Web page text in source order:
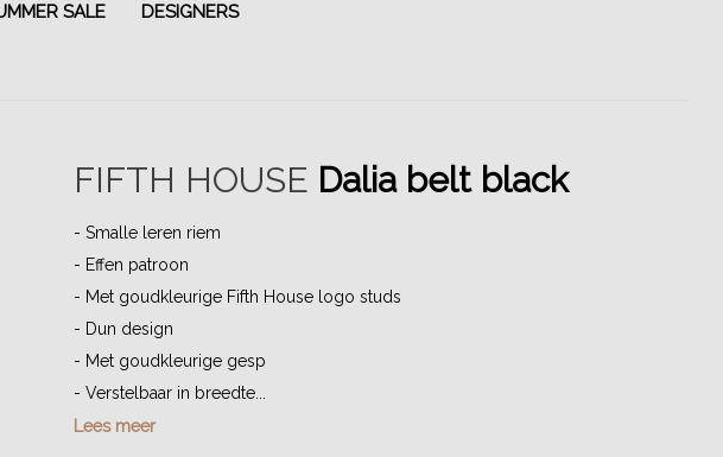
SALE DESIGNERS
FIFTH HOUSE Dalia belt black
- Smalle leren riem
- Effen patroon
- Met goudkleurige Fifth House logo studs
- Dun design
- Met goudkleurige gesp
- Verstelbaar in breedte...
Lees meer